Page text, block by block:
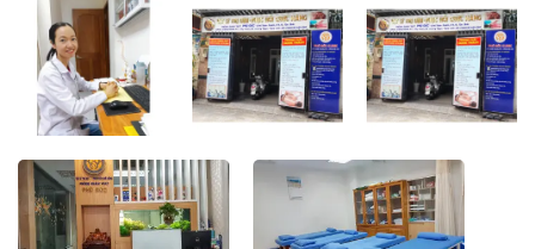
Gói 1 (Điều trị 26 ngày) - Liệu trình 2 - 3
9,100,000 VND/ Gói
7,000,000 VND/ Gói